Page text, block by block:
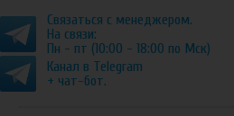
Связаться с менеджером.
На связи:
Пн - пт (10:00 - 18:00 по Мск)
Канал в Telegram
+ чат-бот.